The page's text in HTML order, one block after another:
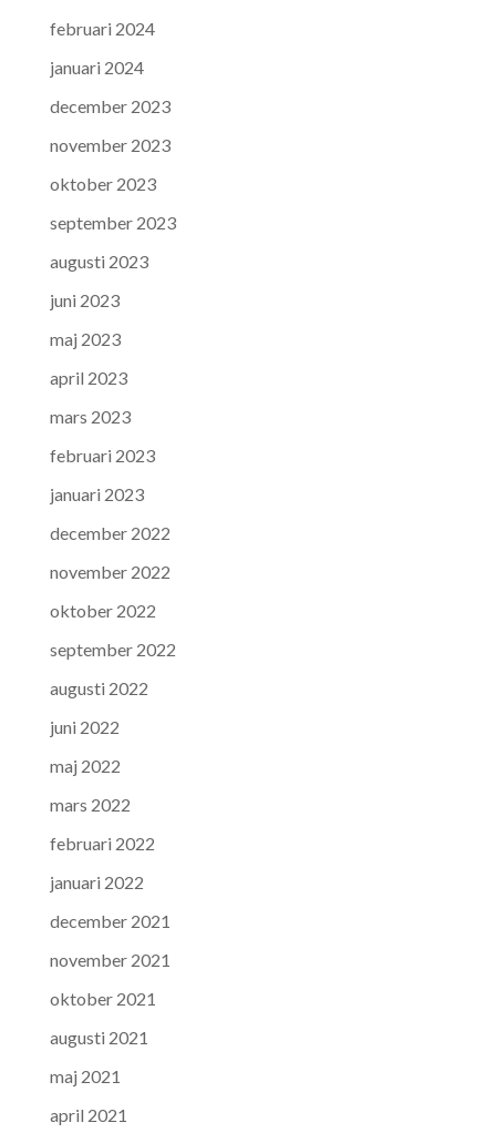
februari 2024
januari 2024
december 2023
november 2023
oktober 2023
september 2023
augusti 2023
juni 2023
maj 2023
april 2023
mars 2023
februari 2023
januari 2023
december 2022
november 2022
oktober 2022
september 2022
augusti 2022
juni 2022
maj 2022
mars 2022
februari 2022
januari 2022
december 2021
november 2021
oktober 2021
augusti 2021
maj 2021
april 2021